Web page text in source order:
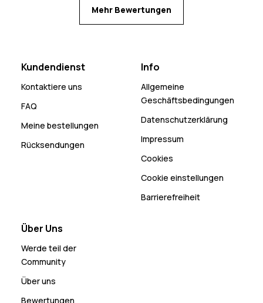
Mehr Bewertungen
Kundendienst
Kontaktiere uns
FAQ
Meine bestellungen
Rücksendungen
Info
Allgemeine
Geschäftsbedingungen
Datenschutzerklärung
Impressum
Cookies
Cookie einstellungen
Barrierefreiheit
Über Uns
Werde teil der
Community
Über uns
Bewertungen